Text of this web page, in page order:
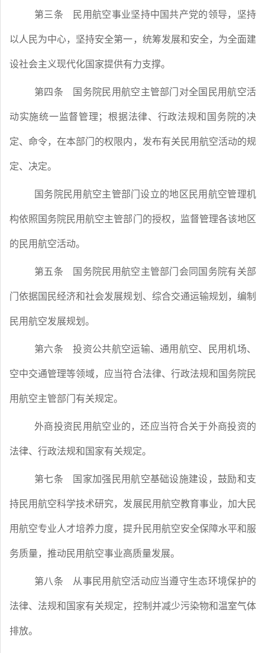
第三条 民用航空事业坚持中国共产党的领导，坚持
以人民为中心，坚持安全第一，统筹发展和安全，为全面建
设社会主义现代化国家提供有力支撑。
第四条 国务院民用航空主管部门对全国民用航空活
动实施统一监督管理；根据法律、行政法规和国务院的决
定、命令，在本部门的权限内，发布有关民用航空活动的规
定、决定。
国务院民用航空主管部门设立的地区民用航空管理机
构依照国务院民用航空主管部门的授权，监督管理各该地区
的民用航空活动。
第五条 国务院民用航空主管部门会同国务院有关部
门依据国民经济和社会发展规划、综合交通运输规划，编制
民用航空发展规划。
第六条 投资公共航空运输、通用航空、民用机场、
空中交通管理等领域，应当符合法律、行政法规和国务院民
用航空主管部门有关规定。
外商投资民用航空业的，还应当符合关于外商投资的
法律、行政法规和国家有关规定。
第七条 国家加强民用航空基础设施建设，鼓励和支
持民用航空科学技术研究，发展民用航空教育事业，加大民
用航空专业人才培养力度，提升民用航空安全保障水平和服
务质量，推动民用航空事业高质量发展。
第八条 从事民用航空活动应当遵守生态环境保护的
法律、法规和国家有关规定，控制并减少污染物和温室气体
排放。